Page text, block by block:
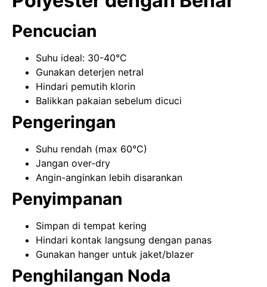
Pencucian
Suhu ideal: 30-40°C
Gunakan deterjen netral
Hindari pemutih klorin
Balikkan pakaian sebelum dicuci
Pengeringan
Suhu rendah (max 60°C)
Jangan over-dry
Angin-anginkan lebih disarankan
Penyimpanan
Simpan di tempat kering
Hindari kontak langsung dengan panas
Gunakan hanger untuk jaket/blazer
Penghilangan Noda